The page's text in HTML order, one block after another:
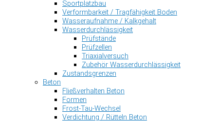
Sportplatzbau
Verformbarkeit / Tragfähigkeit Boden
Wasseraufnahme / Kalkgehalt
Wasserdurchlässigkeit
Prüfstände
Prüfzellen
Triaxialversuch
Zubehör Wasserdurchlässigkeit
Zustandsgrenzen
Beton
Fließverhalten Beton
Formen
Frost-Tau-Wechsel
Verdichtung / Rütteln Beton